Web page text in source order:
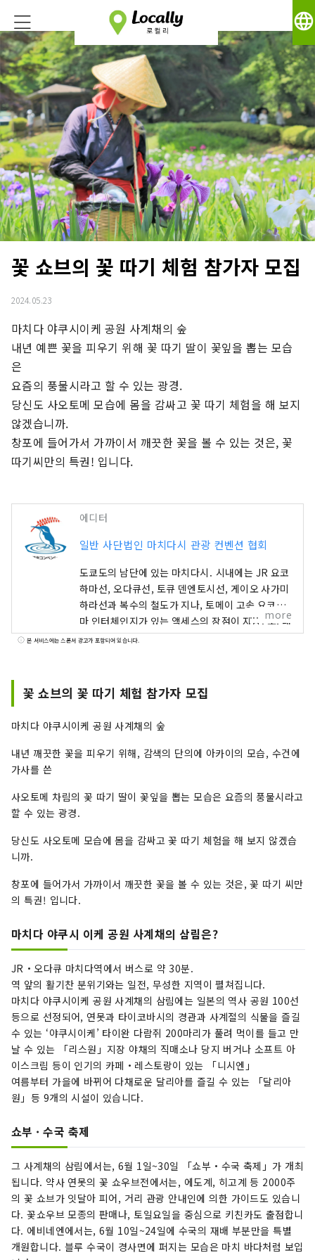
language
꽃 쇼브의 꽃 따기 체험 참가자 모집
2024.05.23
마치다 야쿠시이케 공원 사계채의 숲
내년 예쁜 꽃을 피우기 위해 꽃 따기 딸이 꽃잎을 뽑는 모습
은
요즘의 풍물시라고 할 수 있는 광경.
당신도 사오토메 모습에 몸을 감싸고 꽃 따기 체험을 해 보지
않겠습니까.
창포에 들어가서 가까이서 깨끗한 꽃을 볼 수 있는 것은, 꽃
따기씨만의 특권! 입니다.
에디터
일반 사단법인 마치다시 관광 컨벤션 협회
도쿄도의 남단에 있는 마치다시. 시내에는 JR 요코
하마선, 오다큐선, 토큐 덴엔토시선, 게이오 사가미
하라선과 복수의 철도가 지나, 토메이 고속 요코하
마 인터체인지가 있는 액세스의 장점이 자랑. 또, 대
학도 많아, 젊은이의 활기에 넘치고 있습니다. 마치
자연의 양쪽을 맛볼 수 있는 하이브리드인 거리입
니다.
more
본 서비스에는 스폰서 광고가 포함되어 있습니다.
꽃 쇼브의 꽃 따기 체험 참가자 모집
마치다 야쿠시이케 공원 사계채의 숲
내년 깨끗한 꽃을 피우기 위해, 감색의 단의에 아카이의 모습, 수건에
가사를 쓴
사오토메 차림의 꽃 따기 딸이 꽃잎을 뽑는 모습은 요즘의 풍물시라고
할 수 있는 광경.
당신도 사오토메 모습에 몸을 감싸고 꽃 따기 체험을 해 보지 않겠습
니까.
창포에 들어가서 가까이서 깨끗한 꽃을 볼 수 있는 것은, 꽃 따기 씨만
의 특권! 입니다.
마치다 야쿠시 이케 공원 사계채의 삼림은?
JR・오다큐 마치다역에서 버스로 약 30분.
역 앞의 활기찬 분위기와는 일전, 무성한 지역이 펼쳐집니다.
마치다 야쿠시이케 공원 사계채의 삼림에는 일본의 역사 공원 100선
등으로 선정되어, 연못과 타이코바시의 경관과 사계절의 식물을 즐길
수 있는 ‘야쿠시이케’ 타이완 다람쥐 200마리가 풀려 먹이를 들고 만
날 수 있는 「리스원」지장 야채의 직매소나 당지 버거나 소프트 아
이스크림 등이 인기의 카페・레스토랑이 있는 「니시엔」
여름부터 가을에 바뀌어 다채로운 달리아를 즐길 수 있는 「달리아
원」등 9개의 시설이 있습니다.
쇼부 · 수국 축제
그 사계채의 삼림에서는, 6월 1일~30일 「쇼부・수국 축제」가 개최
됩니다. 약사 연못의 꽃 쇼우브전에서는, 에도계, 히고계 등 2000주
의 꽃 쇼브가 잇달아 피어, 거리 관광 안내인에 의한 가이드도 있습니
다. 꽃쇼우브 모종의 판매나, 토일요일을 중심으로 키친카도 출점합니
다. 에비네엔에서는, 6월 10일~24일에 수국의 재배 부분만을 특별
개원합니다. 블루 수국이 경사면에 퍼지는 모습은 마치 바다처럼 보입